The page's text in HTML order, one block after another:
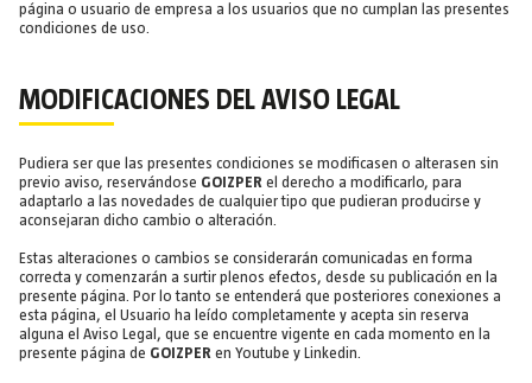
página o usuario de empresa a los usuarios que no cumplan las presentes
condiciones de uso.
MODIFICACIONES DEL AVISO LEGAL
Pudiera ser que las presentes condiciones se modificasen o alterasen sin
previo aviso, reservándose GOIZPER el derecho a modificarlo, para
adaptarlo a las novedades de cualquier tipo que pudieran producirse y
aconsejaran dicho cambio o alteración.
Estas alteraciones o cambios se considerarán comunicadas en forma
correcta y comenzarán a surtir plenos efectos, desde su publicación en la
presente página. Por lo tanto se entenderá que posteriores conexiones a
esta página, el Usuario ha leído completamente y acepta sin reserva
alguna el Aviso Legal, que se encuentre vigente en cada momento en la
presente página de GOIZPER en Youtube y Linkedin.